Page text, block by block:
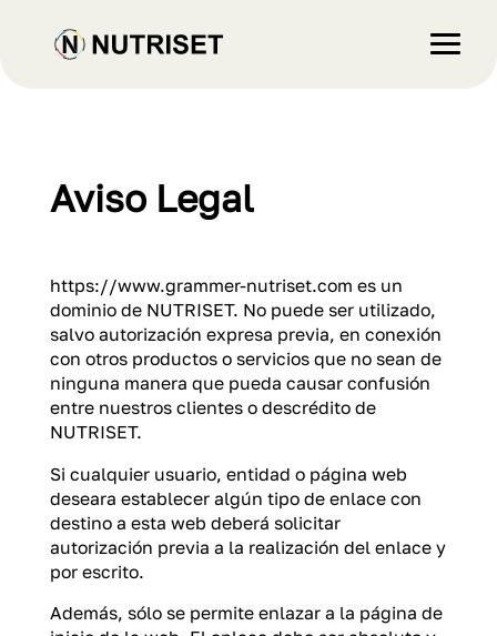
Aviso Legal
https://www.grammer-nutriset.com es un
dominio de NUTRISET. No puede ser utilizado,
salvo autorización expresa previa, en conexión
con otros productos o servicios que no sean de
ninguna manera que pueda causar confusión
entre nuestros clientes o descrédito de
NUTRISET.
Si cualquier usuario, entidad o página web
deseara establecer algún tipo de enlace con
destino a esta web deberá solicitar
autorización previa a la realización del enlace y
por escrito.
Además, sólo se permite enlazar a la página de